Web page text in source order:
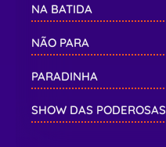
NA BATIDA
NÃO PARA
PARADINHA
SHOW DAS PODEROSAS